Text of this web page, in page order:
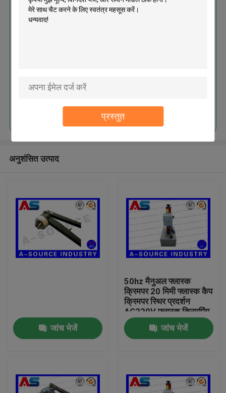
प्रस्तुत
हमारे बारे में
सबसे उत्तम प्रतिदान प्राप्त करें
जारी रखें
अनुशंसित उत्पाद
जांच भेजें
50hz मैनुअल फ्लास्क
क्रिमपर 20 मिमी फ्लास्क कैप
क्रिमपर स्थिर प्रदर्शन
AC220V फ्लास्क क्रिमपिंग
मशीन
जांच भेजें